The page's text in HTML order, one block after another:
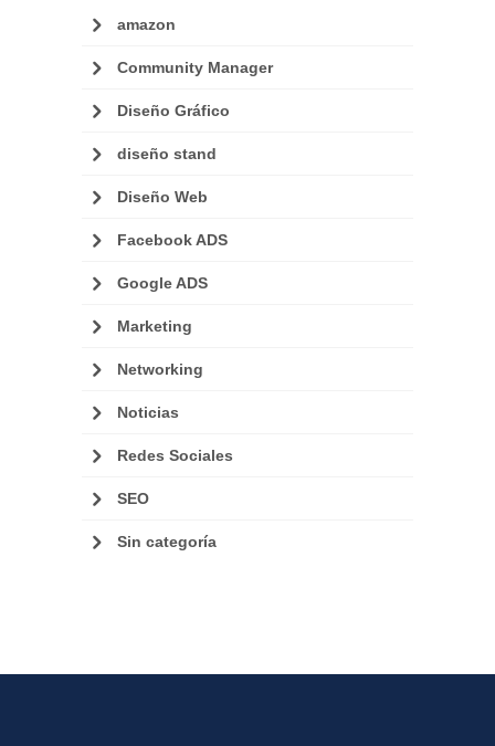
amazon
Community Manager
Diseño Gráfico
diseño stand
Diseño Web
Facebook ADS
Google ADS
Marketing
Networking
Noticias
Redes Sociales
SEO
Sin categoría